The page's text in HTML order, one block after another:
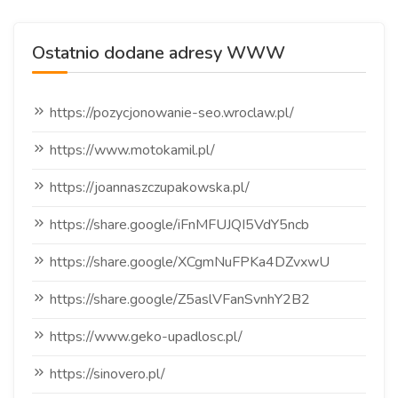
Ostatnio dodane adresy WWW
https://pozycjonowanie-seo.wroclaw.pl/
https://www.motokamil.pl/
https://joannaszczupakowska.pl/
https://share.google/iFnMFUJQI5VdY5ncb
https://share.google/XCgmNuFPKa4DZvxwU
https://share.google/Z5aslVFanSvnhY2B2
https://www.geko-upadlosc.pl/
https://sinovero.pl/